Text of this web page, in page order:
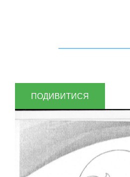
ПОДИВИТИСЯ